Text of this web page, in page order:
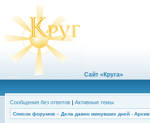
Сайт «Круга»
Сообщения без ответов | Активные темы
Список форумов » Дела давно минувших дней - Архив